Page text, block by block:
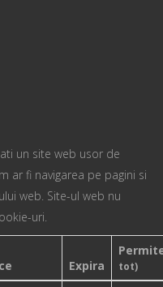
un site web usor de
ar fi navigarea pe pagini si
web. Site-ul web nu
uri.
Expira tot)